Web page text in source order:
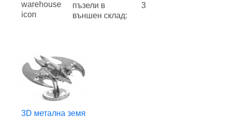
пъзели в
външен склад:
3
3D метална земя